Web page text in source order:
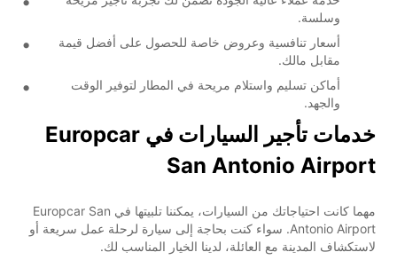
وسلسة.
أسعار تنافسية وعروض خاصة للحصول على أفضل قيمة
مقابل مالك.
أماكن تسليم واستلام مريحة في المطار لتوفير الوقت
والجهد.
خدمات تأجير السيارات في Europcar
San Antonio Airport
مهما كانت احتياجاتك من السيارات، يمكننا تلبيتها في Europcar San
Antonio Airport. سواء كنت بحاجة إلى سيارة لرحلة عمل سريعة أو
لاستكشاف المدينة مع العائلة، لدينا الخيار المناسب لك.